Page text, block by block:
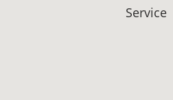
Service